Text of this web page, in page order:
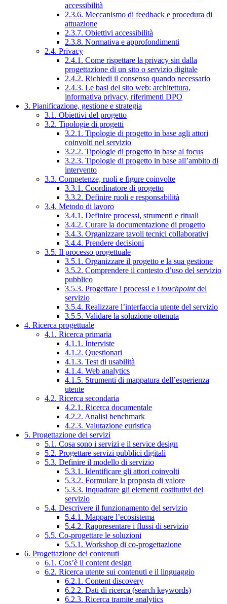
accessibilità
2.3.6. Meccanismo di feedback e procedura di
attuazione
2.3.7. Obiettivi accessibilità
2.3.8. Normativa e approfondimenti
2.4. Privacy
2.4.1. Come rispettare la privacy sin dalla
progettazione di un sito o servizio digitale
2.4.2. Richiedi il consenso quando necessario
2.4.3. Le basi del sito web: architettura,
informativa privacy, riferimenti DPO
3. Pianificazione, gestione e strategia
3.1. Obiettivi del progetto
3.2. Tipologie di progetti
3.2.1. Tipologie di progetto in base agli attori
coinvolti nel servizio
3.2.2. Tipologie di progetto in base al focus
3.2.3. Tipologie di progetto in base all’ambito di
intervento
3.3. Competenze, ruoli e figure coinvolte
3.3.1. Coordinatore di progetto
3.3.2. Definire ruoli e responsabilità
3.4. Metodo di lavoro
3.4.1. Definire processi, strumenti e rituali
3.4.2. Curare la documentazione di progetto
3.4.3. Organizzare tavoli tecnici collaborativi
3.4.4. Prendere decisioni
3.5. Il processo progettuale
3.5.1. Organizzare il progetto e la sua gestione
3.5.2. Comprendere il contesto d’uso del servizio
pubblico
3.5.3. Progettare i processi e i touchpointdel
servizio
3.5.4. Realizzare l’interfaccia utente del servizio
3.5.5. Validare la soluzione ottenuta
4. Ricerca progettuale
4.1. Ricerca primaria
4.1.1. Interviste
4.1.2. Questionari
4.1.3. Test di usabilità
4.1.4. Web analytics
4.1.5. Strumenti di mappatura dell’esperienza
utente
4.2. Ricerca secondaria
4.2.1. Ricerca documentale
4.2.2. Analisi benchmark
4.2.3. Valutazione euristica
5. Progettazione dei servizi
5.1. Cosa sono i servizi e il service design
5.2. Progettare servizi pubblici digitali
5.3. Definire il modello di servizio
5.3.1. Identificare gli attori coinvolti
5.3.2. Formulare la proposta di valore
5.3.3. Inquadrare gli elementi costitutivi del
servizio
5.4. Descrivere il funzionamento del servizio
5.4.1. Mappare l’ecosistema
5.4.2. Rappresentare i flussi di servizio
5.5. Co-progettare le soluzioni
5.5.1. Workshop di co-progettazione
6. Progettazione dei contenuti
6.1. Cos’è il content design
6.2. Ricerca utente sui contenuti e il linguaggio
6.2.1. Content discovery
6.2.2. Dati di ricerca (search keywords)
6.2.3. Ricerca tramite analytics